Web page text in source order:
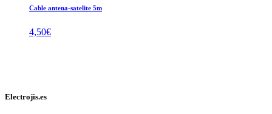
Cable antena-satelite 5m
4,50€
Electrojis.es